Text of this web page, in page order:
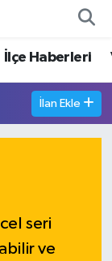
İlçe Haberleri
İlan Ekle
seri
ve